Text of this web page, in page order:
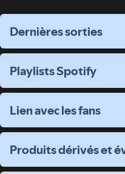
Dernières sorties
Dernières sorties
Playlists Spotify
Playlists Spotify
Lien avec les fans
Lien avec les fans
Produits dérivés et
Produits dérivés et